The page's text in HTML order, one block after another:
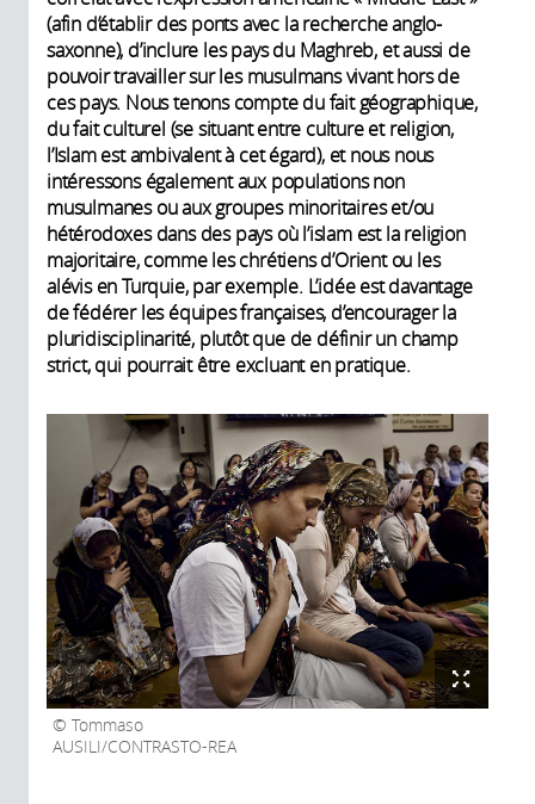
(afin d’établir des ponts avec la recherche anglo-
saxonne), d’inclure les pays du Maghreb, et aussi de
pouvoir travailler sur les musulmans vivant hors de
ces pays. Nous tenons compte du fait géographique,
du fait culturel (se situant entre culture et religion,
l’Islam est ambivalent à cet égard), et nous nous
intéressons également aux populations non
musulmanes ou aux groupes minoritaires et/ou
hétérodoxes dans des pays où l’islam est la religion
majoritaire, comme les chrétiens d’Orient ou les
alévis en Turquie, par exemple. L’idée est davantage
de fédérer les équipes françaises, d’encourager la
pluridisciplinarité, plutôt que de définir un champ
strict, qui pourrait être excluant en pratique.
Tommaso
AUSILI/CONTRASTO-REA